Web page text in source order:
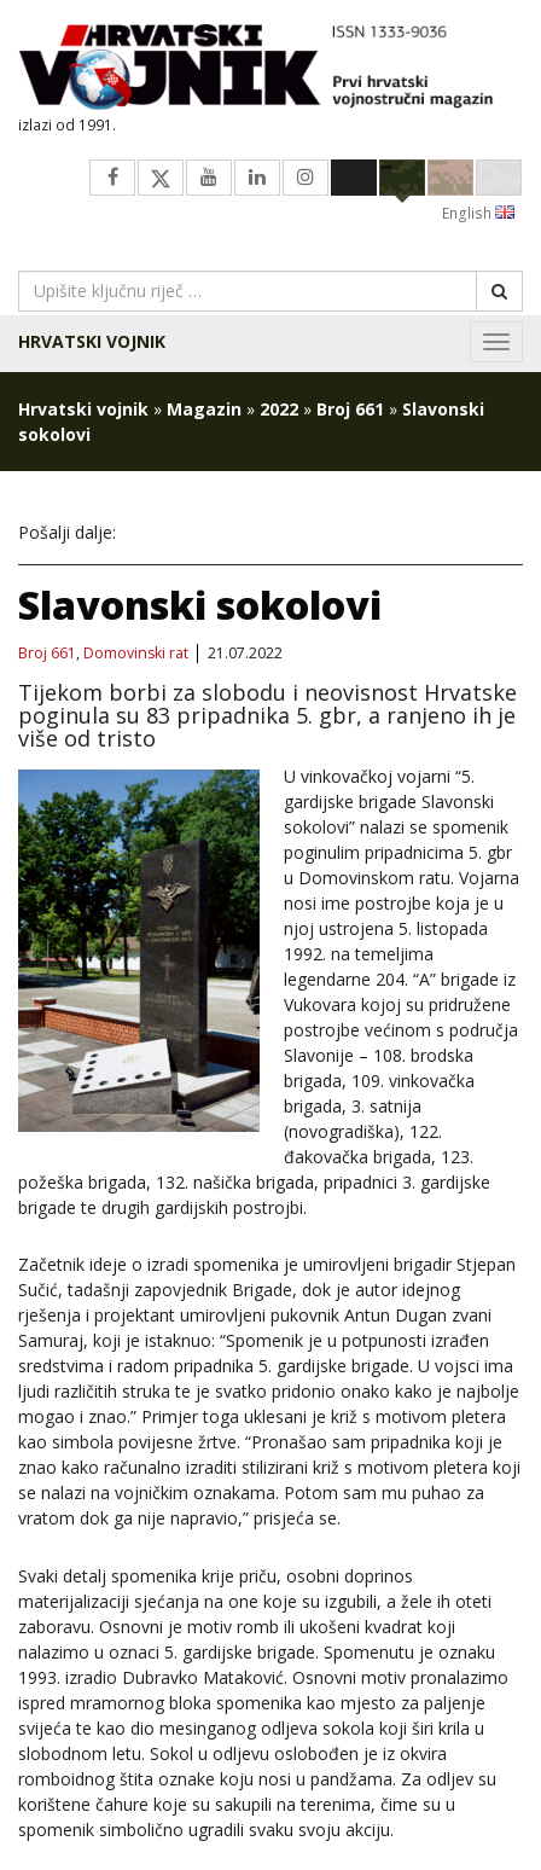
izlazi od 1991.
English
HRVATSKI VOJNIK
Hrvatski vojnik » Magazin » 2022 » Broj 661 » Slavonski
sokolovi
Pošalji dalje:
Slavonski sokolovi
Broj 661 ,Domovinski rat 21.07.2022
Tijekom borbi za slobodu i neovisnost Hrvatske
poginula su 83 pripadnika 5. gbr, a ranjeno ih je
više od tristo
U vinkovačkoj vojarni “5.
gardijske brigade Slavonski
sokolovi” nalazi se spomenik
poginulim pripadnicima 5. gbr
u Domovinskom ratu. Vojarna
nosi ime postrojbe koja je u
njoj ustrojena 5. listopada
1992. na temeljima
legendarne 204. “A” brigade iz
Vukovara kojoj su pridružene
postrojbe većinom s područja
Slavonije – 108. brodska
brigada, 109. vinkovačka
brigada, 3. satnija
(novogradiška), 122.
đakovačka brigada, 123.
požeška brigada, 132. našička brigada, pripadnici 3. gardijske
brigade te drugih gardijskih postrojbi.
Začetnik ideje o izradi spomenika je umirovljeni brigadir Stjepan
Sučić, tadašnji zapovjednik Brigade, dok je autor idejnog
rješenja i projektant umirovljeni pukovnik Antun Dugan zvani
Samuraj, koji je istaknuo: “Spomenik je u potpunosti izrađen
sredstvima i radom pripadnika 5. gardijske brigade. U vojsci ima
ljudi različitih struka te je svatko pridonio onako kako je najbolje
mogao i znao.” Primjer toga uklesani je križ s motivom pletera
kao simbola povijesne žrtve. “Pronašao sam pripadnika koji je
znao kako računalno izraditi stilizirani križ s motivom pletera koji
se nalazi na vojničkim oznakama. Potom sam mu puhao za
vratom dok ga nije napravio,” prisjeća se.
Svaki detalj spomenika krije priču, osobni doprinos
materijalizaciji sjećanja na one koje su izgubili, a žele ih oteti
zaboravu. Osnovni je motiv romb ili ukošeni kvadrat koji
nalazimo u oznaci 5. gardijske brigade. Spomenutu je oznaku
1993. izradio Dubravko Mataković. Osnovni motiv pronalazimo
ispred mramornog bloka spomenika kao mjesto za paljenje
svijeća te kao dio mesinganog odljeva sokola koji širi krila u
slobodnom letu. Sokol u odljevu oslobođen je iz okvira
romboidnog štita oznake koju nosi u pandžama. Za odljev su
korištene čahure koje su sakupili na terenima, čime su u
spomenik simbolično ugradili svaku svoju akciju.